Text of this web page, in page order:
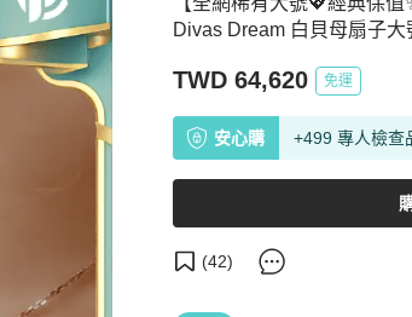
Divas Dream 白貝母扇子大
TWD 64,620 免運
安心購 +499 專人檢查
(42)